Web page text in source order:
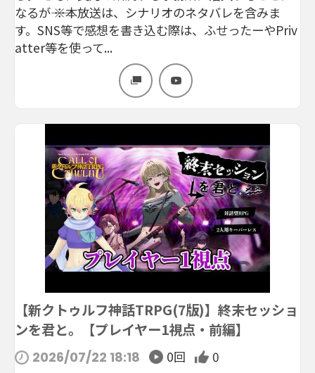
なるが―― ※本放送は、シナリオのネタバレを含みま
す。SNS等で感想を書き込む際は、ふせったーやPriv
atter等を使って...
【新クトゥルフ神話TRPG(7版)】終末セッショ
ンを君と。【プレイヤー1視点・前編】
2026/07/22 18:18 0回
0